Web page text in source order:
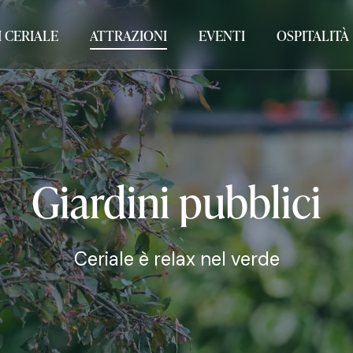
CERIALE ATTRAZIONI EVENTI OSPITALITÀ
Giardinipubblici
Ceriale è relax nel verde